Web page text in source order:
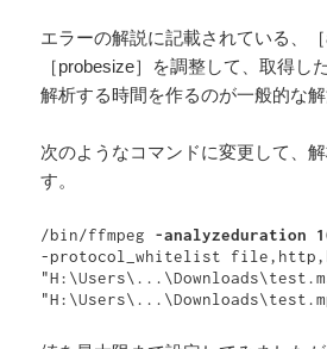
エラーの解説に記載されている、
［probesize］を調整して、取得し
解析する時間を作るのが一般的な解
次のようなコマンドに変更して、
す。
/bin/ffmpeg -analyzeduration
-protocol_whitelist